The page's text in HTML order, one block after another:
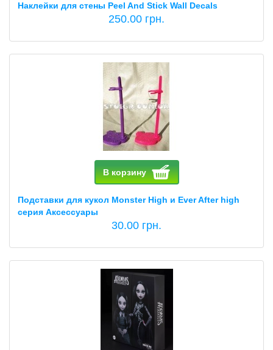
Наклейки для стены Peel And Stick Wall Decals
250.00 грн.
В корзину
Подставки для кукол Monster High и Ever After high
серия Аксессуары
30.00 грн.